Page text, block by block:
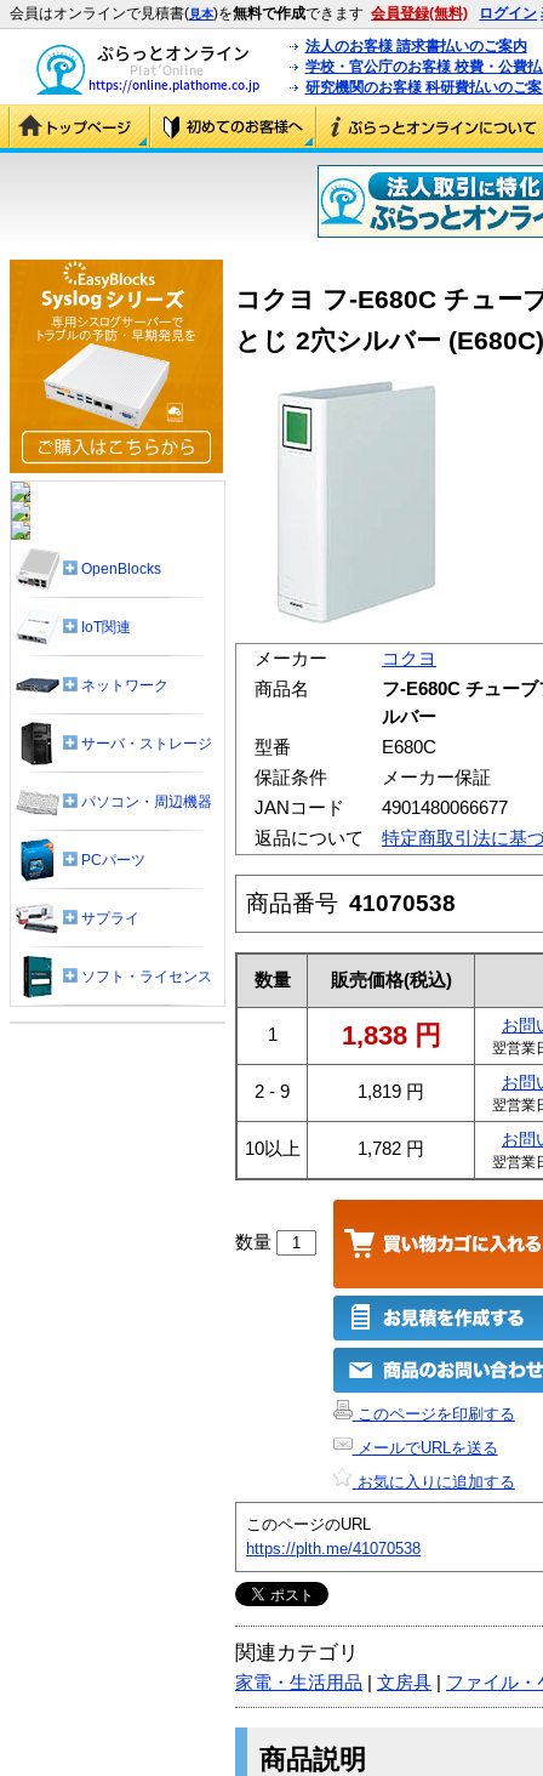
会員はオンラインで見積書(見本)を無料で作成できます 会員登録(無料) ログイン
法人のお客様 請求書払いのご案内
学校・官公庁のお客様 校費・公費
研究機関のお客様 科研費払いのご
コクヨ フ-E680C チュー
とじ 2穴シルバー (E680C)
メーカー
コクヨ
商品名
フ-E680C チュー
ルバー
型番
E680C
保証条件
メーカー保証
JANコード
4901480066677
返品について
特定商取引法に基
商品番号 41070538
数量 販売価格(税込)
1 1,838 円 お問
翌営業
2 - 9 1,819 円 お問
翌営業
10以上 1,782 円 お問
翌営業
数量
このページを印刷する
メールでURLを送る
お気に入りに追加する
このページのURL
https://plth.me/41070538
関連カテゴリ
家電・生活用品 文房具 ファイル・
商品説明
OpenBlocks
IoT関連
ネットワーク
サーバ・ストレージ
パソコン・周辺機器
PCパーツ
サプライ
ソフト・ライセンス